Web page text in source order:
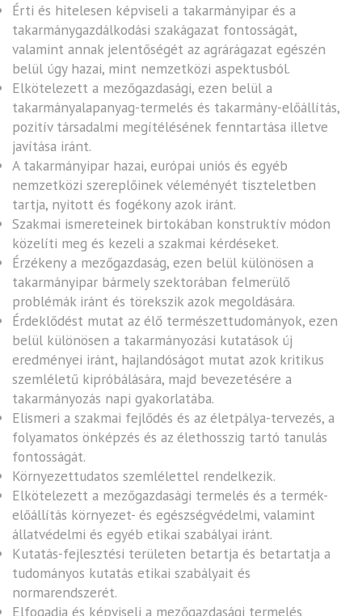
Érti és hitelesen képviseli a takarmányipar és a
takarmánygazdálkodási szakágazat fontosságát,
valamint annak jelentőségét az agrárágazat egészén
belül úgy hazai, mint nemzetközi aspektusból.
Elkötelezett a mezőgazdasági, ezen belül a
takarmányalapanyag-termelés és takarmány-előállítás,
pozitív társadalmi megítélésének fenntartása illetve
javítása iránt.
A takarmányipar hazai, európai uniós és egyéb
nemzetközi szereplőinek véleményét tiszteletben
tartja, nyitott és fogékony azok iránt.
Szakmai ismereteinek birtokában konstruktív módon
közelíti meg és kezeli a szakmai kérdéseket.
Érzékeny a mezőgazdaság, ezen belül különösen a
takarmányipar bármely szektorában felmerülő
problémák iránt és törekszik azok megoldására.
Érdeklődést mutat az élő természettudományok, ezen
belül különösen a takarmányozási kutatások új
eredményei iránt, hajlandóságot mutat azok kritikus
szemléletű kipróbálására, majd bevezetésére a
takarmányozás napi gyakorlatába.
Elismeri a szakmai fejlődés és az életpálya-tervezés, a
folyamatos önképzés és az élethosszig tartó tanulás
fontosságát.
Környezettudatos szemlélettel rendelkezik.
Elkötelezett a mezőgazdasági termelés és a termék-
előállítás környezet- és egészségvédelmi, valamint
állatvédelmi és egyéb etikai szabályai iránt.
Kutatás-fejlesztési területen betartja és betartatja a
tudományos kutatás etikai szabályait és
normarendszerét.
Elfogadja és képviseli a mezőgazdasági termelés